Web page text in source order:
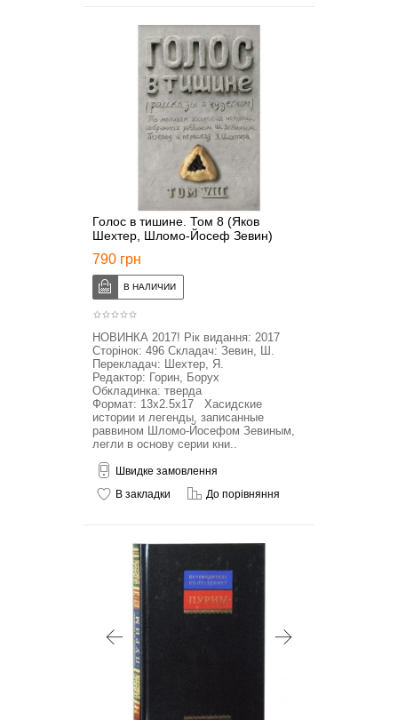
Голос в тишине. Том 8 (Яков
Шехтер, Шломо-Йосеф Зевин)
790 грн
НОВИНКА 2017! Рік видання: 2017
Сторінок: 496 Складач: Зевин, Ш.
Перекладач: Шехтер, Я.
Редактор: Горин, Борух
Обкладинка: тверда
Формат: 13x2.5x17 Хасидские
истории и легенды, записанные
раввином Шломо-Йосефом Зевиным,
легли в основу серии кни..
Швидке замовлення
В закладки
До порівняння